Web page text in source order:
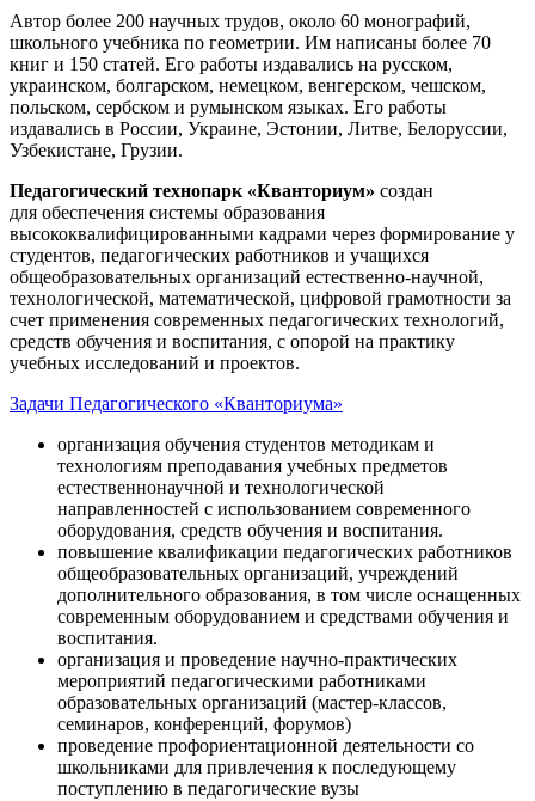
Автор более 200 научных трудов, около 60 монографий,
школьного учебника по геометрии. Им написаны более 70
книг и 150 статей. Его работы издавались на русском,
украинском, болгарском, немецком, венгерском, чешском,
польском, сербском и румынском языках. Его работы
издавались в России, Украине, Эстонии, Литве, Белоруссии,
Узбекистане, Грузии.
Педагогический технопарк «Кванториум» создан
для обеспечения системы образования
высококвалифицированными кадрами через формирование у
студентов, педагогических работников и учащихся
общеобразовательных организаций естественно-научной,
технологической, математической, цифровой грамотности за
счет применения современных педагогических технологий,
средств обучения и воспитания, с опорой на практику
учебных исследований и проектов.
Задачи Педагогического «Кванториума»
организация обучения студентов методикам и
технологиям преподавания учебных предметов
естественнонаучной и технологической
направленностей с использованием современного
оборудования, средств обучения и воспитания.
повышение квалификации педагогических работников
общеобразовательных организаций, учреждений
дополнительного образования, в том числе оснащенных
современным оборудованием и средствами обучения и
воспитания.
организация и проведение научно-практических
мероприятий педагогическими работниками
образовательных организаций (мастер-классов,
семинаров, конференций, форумов)
проведение профориентационной деятельности со
школьниками для привлечения к последующему
поступлению в педагогические вузы